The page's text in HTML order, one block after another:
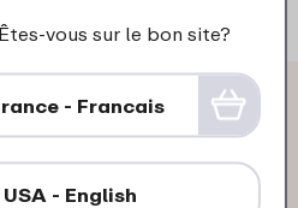
disent à
de sport flip
vous sur le bon site?
- Francais
USA - English